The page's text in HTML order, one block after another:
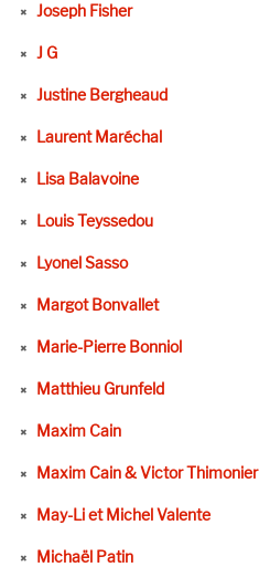
Joseph Fisher
J G
Justine Bergheaud
Laurent Maréchal
Lisa Balavoine
Louis Teyssedou
Lyonel Sasso
Margot Bonvallet
Marie-Pierre Bonniol
Matthieu Grunfeld
Maxim Cain
Maxim Cain & Victor Thimonier
May-Li et Michel Valente
Michaël Patin